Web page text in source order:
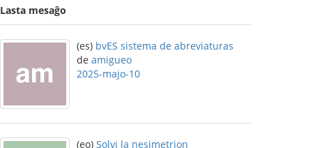
Lasta mesaĝo
(es) bvES sistema de abreviaturas
de amigueo
2025-majo-10
(eo) Solvi la nesimetrion